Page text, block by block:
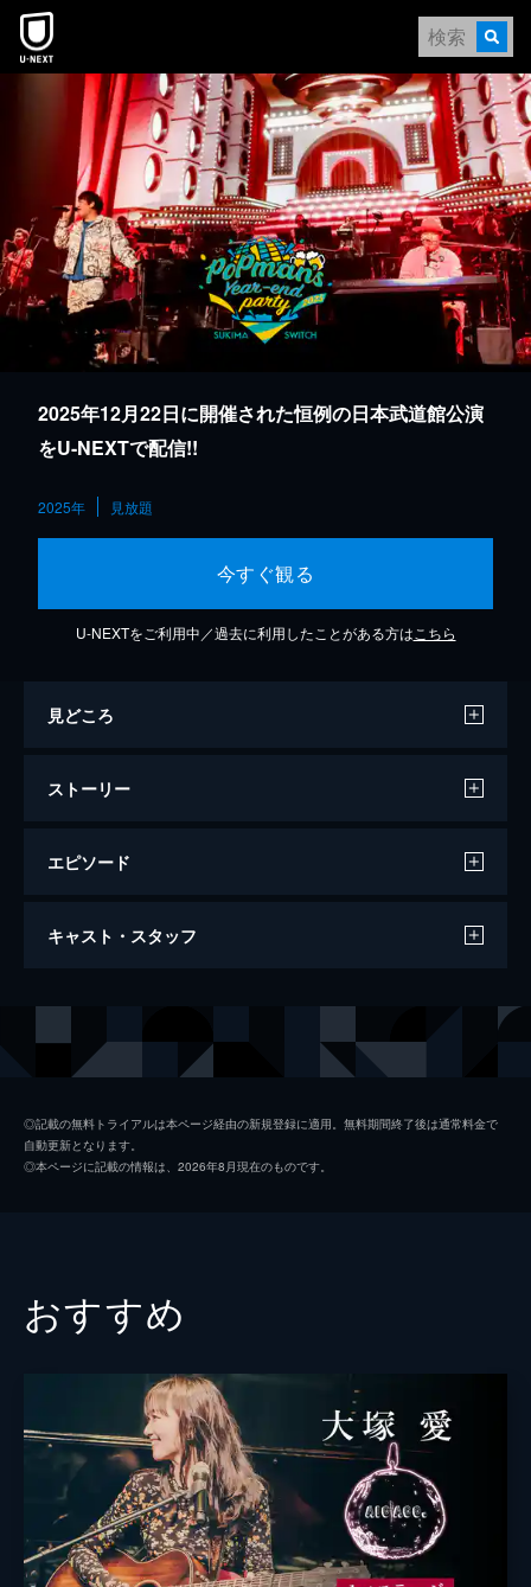
本文へスキップ
2025年12月22日に開催された恒例の日本武道館公演
をU-NEXTで配信!!
2025年 見放題
今すぐ観る
U-NEXTをご利用中／過去に利用したことがある方は こちら
見どころ
ストーリー
エピソード
スキマスイッチ “POPMAN'S Year-end
キャスト・スタッフ
◎記載の無料トライアルは本ページ経由の新規登録に適用。無料期間終了後は通常料金で
自動更新となります。
◎本ページに記載の情報は、2026年8月現在のものです。
おすすめ